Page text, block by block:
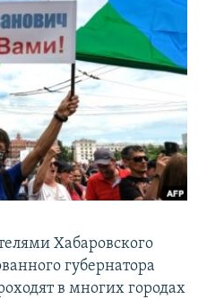
Хабаровского
губернатора
в многих городах